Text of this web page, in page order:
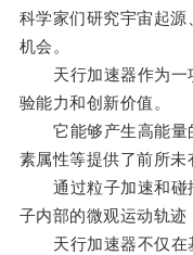
科学家们研究宇宙起
机会。
天行加速器作为一
验能力和创新价值。
它能够产生高能量
素属性等提供了前所未
通过粒子加速和碰
子内部的微观运动轨迹
天行加速器不仅在